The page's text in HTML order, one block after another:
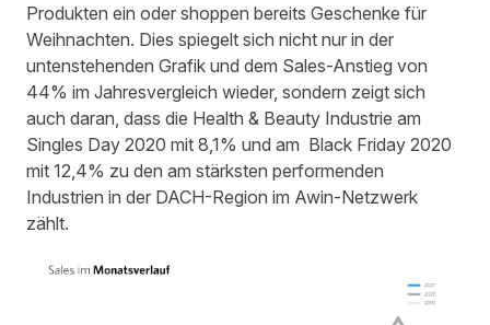
Produkten ein oder shoppen bereits Geschenke für
Weihnachten. Dies spiegelt sich nicht nur in der
untenstehenden Grafik und dem Sales-Anstieg von
44% im Jahresvergleich wieder, sondern zeigt sich
auch daran, dass die Health & Beauty Industrie am
Singles Day 2020 mit 8,1% und am Black Friday 2020
mit 12,4% zu den am stärksten performenden
Industrien in der DACH-Region im Awin-Netzwerk
zählt.